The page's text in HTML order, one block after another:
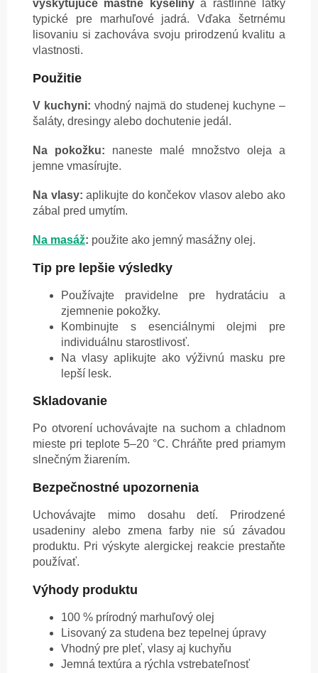
vyskytujúce mastné kyselinya rastlinné látky
typické pre marhuľové jadrá. Vďaka šetrnému
lisovaniu si zachováva svoju prirodzenú kvalitu a
vlastnosti.
Použitie
V kuchyni: vhodný najmä do studenej kuchyne –
šaláty, dresingy alebo dochutenie jedál.
Na pokožku: naneste malé množstvo oleja a
jemne vmasírujte.
Na vlasy: aplikujte do končekov vlasov alebo ako
zábal pred umytím.
Na masáž: použite ako jemný masážny olej.
Tip pre lepšie výsledky
Používajte pravidelne pre hydratáciu a
zjemnenie pokožky.
Kombinujte s esenciálnymi olejmi pre
individuálnu starostlivosť.
Na vlasy aplikujte ako výživnú masku pre
lepší lesk.
Skladovanie
Po otvorení uchovávajte na suchom a chladnom
mieste pri teplote 5–20 °C. Chráňte pred priamym
slnečným žiarením.
Bezpečnostné upozornenia
Uchovávajte mimo dosahu detí. Prirodzené
usadeniny alebo zmena farby nie sú závadou
produktu. Pri výskyte alergickej reakcie prestaňte
používať.
Výhody produktu
100 % prírodný marhuľový olej
Lisovaný za studena bez tepelnej úpravy
Vhodný pre pleť, vlasy aj kuchyňu
Jemná textúra a rýchla vstrebateľnosť